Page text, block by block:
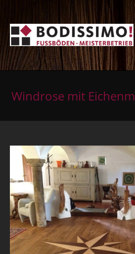
Windrose mit